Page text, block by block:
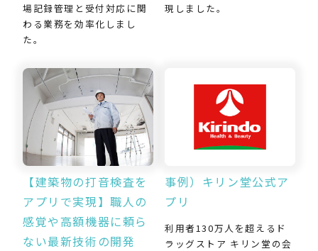
場記録管理と受付対応に関
わる業務を効率化しまし
た。
現しました。
【建築物の打音検査を
アプリで実現】職人の
感覚や高額機器に頼ら
ない最新技術の開発
事例）キリン堂公式ア
プリ
利用者130万人を超えるド
ラッグストア キリン堂の会